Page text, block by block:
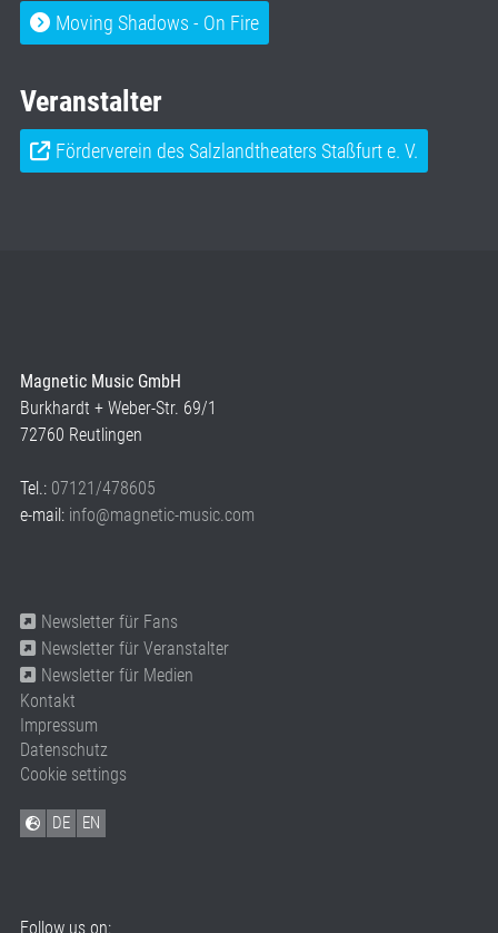
Moving Shadows - On Fire
Veranstalter
Förderverein des Salzlandtheaters Staßfurt e. V.
Magnetic Music GmbH
Burkhardt + Weber-Str. 69/1
72760 Reutlingen
Tel.: 07121/478605
e-mail: info@magnetic-music.com
Newsletter für Fans
Newsletter für Veranstalter
Newsletter für Medien
Kontakt
Impressum
Datenschutz
Cookie settings
DE EN
Follow us on: